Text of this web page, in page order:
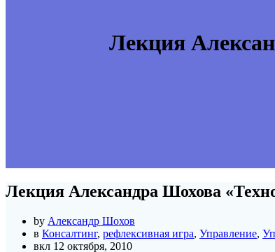
Лекция
Лекция Александра Шохова
by Александр Шохов
в Консалтинг, рефлексивная игра, Управление,
вкл 12 октября, 2010